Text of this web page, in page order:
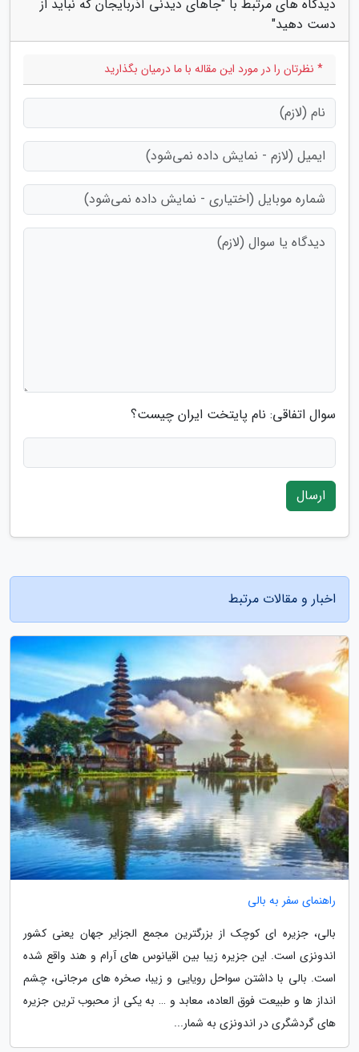
دیدگاه های مرتبط با "جاهای دیدنی آذربایجان که نباید از
دست دهید"
* نظرتان را در مورد این مقاله با ما درمیان بگذارید
سوال اتفاقی: نام پایتخت ایران چیست؟
ارسال
اخبار و مقالات مرتبط
راهنمای سفر به بالی
بالی، جزیره ای کوچک از بزرگترین مجمع الجزایر جهان یعنی کشور
اندونزی است. این جزیره زیبا بین اقیانوس های آرام و هند واقع شده
است. بالی با داشتن سواحل رویایی و زیبا، صخره های مرجانی، چشم
انداز ها و طبیعت فوق العاده، معابد و … به یکی از محبوب ترین جزیره
های گردشگری در اندونزی به شمار...